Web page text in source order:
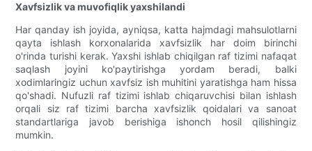
Xavfsizlik va muvofiqlik yaxshilandi
Har qanday ish joyida, ayniqsa, katta hajmdagi mahsulotlarni
qayta ishlash korxonalarida xavfsizlik har doim birinchi
o'rinda turishi kerak. Yaxshi ishlab chiqilgan raf tizimi nafaqat
saqlash joyini ko'paytirishga yordam beradi, balki
xodimlaringiz uchun xavfsiz ish muhitini yaratishga ham hissa
qo'shadi. Nufuzli raf tizimi ishlab chiqaruvchisi bilan ishlash
orqali siz raf tizimi barcha xavfsizlik qoidalari va sanoat
standartlariga javob berishiga ishonch hosil qilishingiz
mumkin.